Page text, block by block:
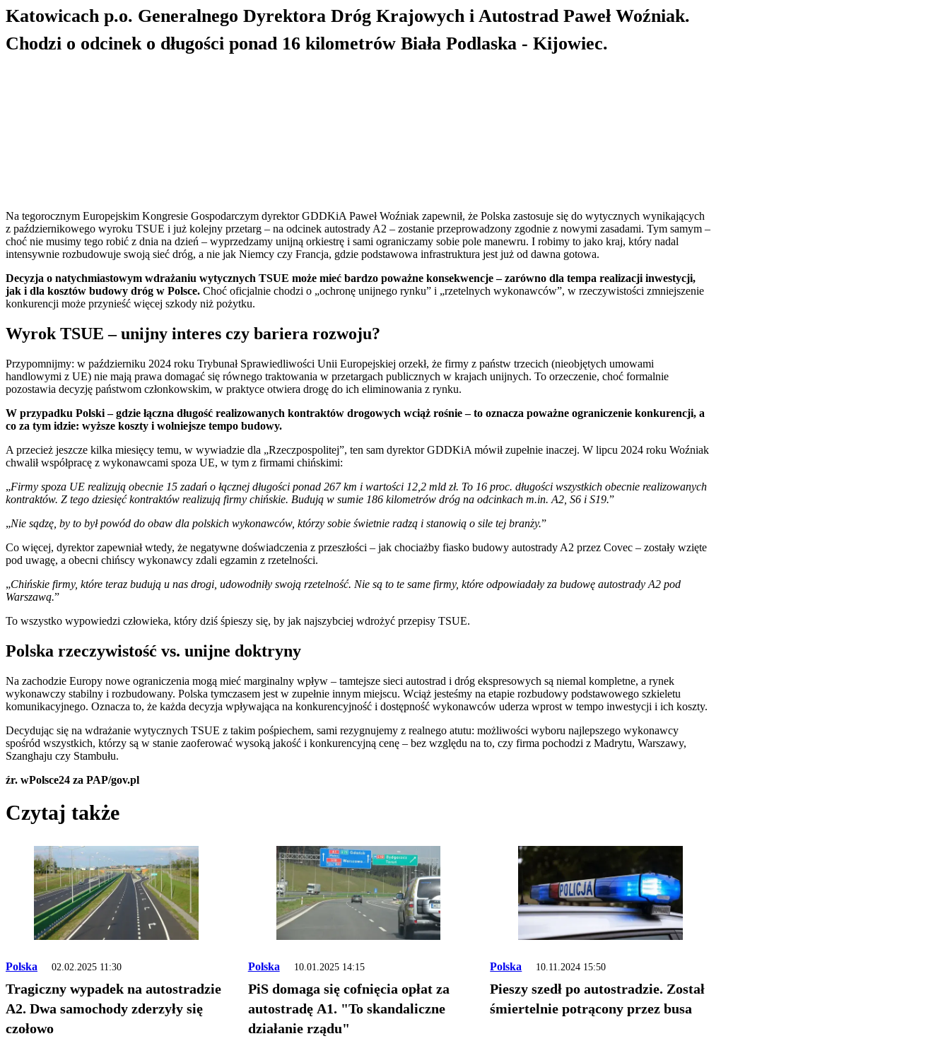
Katowicach p.o. Generalnego Dyrektora Dróg Krajowych i Autostrad Paweł Woźniak.
Chodzi o odcinek o długości ponad 16 kilometrów Biała Podlaska - Kijowiec.
Na tegorocznym Europejskim Kongresie Gospodarczym dyrektor GDDKiA Paweł Woźniak zapewnił, że Polska zastosuje się do wytycznych wynikających
z październikowego wyroku TSUE i już kolejny przetarg – na odcinek autostrady A2 – zostanie przeprowadzony zgodnie z nowymi zasadami. Tym samym –
choć nie musimy tego robić z dnia na dzień – wyprzedzamy unijną orkiestrę i sami ograniczamy sobie pole manewru. I robimy to jako kraj, który nadal
intensywnie rozbudowuje swoją sieć dróg, a nie jak Niemcy czy Francja, gdzie podstawowa infrastruktura jest już od dawna gotowa.
Decyzja o natychmiastowym wdrażaniu wytycznych TSUE może mieć bardzo poważne konsekwencje – zarówno dla tempa realizacji inwestycji,
jak i dla kosztów budowy dróg w Polsce. Choć oficjalnie chodzi o „ochronę unijnego rynku” i „rzetelnych wykonawców”, w rzeczywistości zmniejszenie
konkurencji może przynieść więcej szkody niż pożytku.
Wyrok TSUE – unijny interes czy bariera rozwoju?
Przypomnijmy: w październiku 2024 roku Trybunał Sprawiedliwości Unii Europejskiej orzekł, że firmy z państw trzecich (nieobjętych umowami
handlowymi z UE) nie mają prawa domagać się równego traktowania w przetargach publicznych w krajach unijnych. To orzeczenie, choć formalnie
pozostawia decyzję państwom członkowskim, w praktyce otwiera drogę do ich eliminowania z rynku.
W przypadku Polski – gdzie łączna długość realizowanych kontraktów drogowych wciąż rośnie – to oznacza poważne ograniczenie konkurencji, a
co za tym idzie: wyższe koszty i wolniejsze tempo budowy.
A przecież jeszcze kilka miesięcy temu, w wywiadzie dla „Rzeczpospolitej”, ten sam dyrektor GDDKiA mówił zupełnie inaczej. W lipcu 2024 roku Woźniak
chwalił współpracę z wykonawcami spoza UE, w tym z firmami chińskimi:
„Firmy spoza UE realizują obecnie 15 zadań o łącznej długości ponad 267 km i wartości 12,2 mld zł. To 16 proc. długości wszystkich obecnie realizowanych
kontraktów. Z tego dziesięć kontraktów realizują firmy chińskie. Budują w sumie 186 kilometrów dróg na odcinkach m.in. A2, S6 i S19.”
„Nie sądzę, by to był powód do obaw dla polskich wykonawców, którzy sobie świetnie radzą i stanowią o sile tej branży.”
Co więcej, dyrektor zapewniał wtedy, że negatywne doświadczenia z przeszłości – jak chociażby fiasko budowy autostrady A2 przez Covec – zostały wzięte
pod uwagę, a obecni chińscy wykonawcy zdali egzamin z rzetelności.
„Chińskie firmy, które teraz budują u nas drogi, udowodniły swoją rzetelność. Nie są to te same firmy, które odpowiadały za budowę autostrady A2 pod
Warszawą.”
To wszystko wypowiedzi człowieka, który dziś śpieszy się, by jak najszybciej wdrożyć przepisy TSUE.
Polska rzeczywistość vs. unijne doktryny
Na zachodzie Europy nowe ograniczenia mogą mieć marginalny wpływ – tamtejsze sieci autostrad i dróg ekspresowych są niemal kompletne, a rynek
wykonawczy stabilny i rozbudowany. Polska tymczasem jest w zupełnie innym miejscu. Wciąż jesteśmy na etapie rozbudowy podstawowego szkieletu
komunikacyjnego. Oznacza to, że każda decyzja wpływająca na konkurencyjność i dostępność wykonawców uderza wprost w tempo inwestycji i ich koszty.
Decydując się na wdrażanie wytycznych TSUE z takim pośpiechem, sami rezygnujemy z realnego atutu: możliwości wyboru najlepszego wykonawcy
spośród wszystkich, którzy są w stanie zaoferować wysoką jakość i konkurencyjną cenę – bez względu na to, czy firma pochodzi z Madrytu, Warszawy,
Szanghaju czy Stambułu.
źr. wPolsce24 za PAP/gov.pl
Czytaj także
Polska 02.02.2025 11:30
Tragiczny wypadek na autostradzie
A2. Dwa samochody zderzyły się
czołowo
Polska 10.01.2025 14:15
PiS domaga się cofnięcia opłat za
autostradę A1. "To skandaliczne
działanie rządu"
Polska 10.11.2024 15:50
Pieszy szedł po autostradzie. Został
śmiertelnie potrącony przez busa